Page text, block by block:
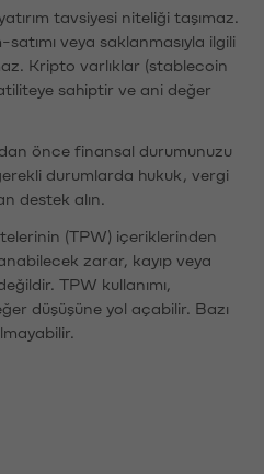
tavsiyesi niteliği taşımaz.
veya saklanmasıyla ilgili
Kripto varlıklar (stablecoin
sahiptir ve ani değer
önce finansal durumunuzu
durumlarda hukuk, vergi
destek alın.
(TPW) içeriklerinden
zarar, kayıp veya
TPW kullanımı,
düşüşüne yol açabilir. Bazı